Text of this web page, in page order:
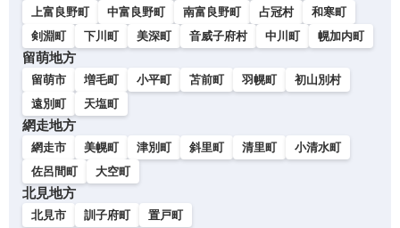
上富良野町
中富良野町 南富良野町 占冠村
和寒町
剣淵町
下川町 美深町 音威子府村 中川町 幌加内町
留萌地方
留萌市 増毛町 小平町 苫前町 羽幌町
初山別村
遠別町
天塩町
網走地方
網走市 美幌町 津別町 斜里町 清里町
小清水町
佐呂間町
大空町
北見地方
北見市 訓子府町 置戸町